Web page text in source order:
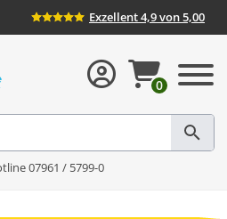
Exzellent 4,9 von 5,00
07961 / 5799-0
0